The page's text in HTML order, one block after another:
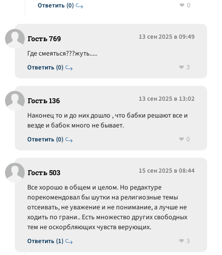
Ответить (0)
0
Гость 769 13 сен 2025 в 09:49
Ответить (0)
Где смеяться???жуть.....
3
Гость 136 13 сен 2025 в 13:02
Ответить (0)
Наконец то и до них дошло , что бабки решают все и
везде и бабок много не бывает.
0
Гость 503 15 сен 2025 в 08:44
Ответить (1)
Все хорошо в общем и целом. Но редактуре
порекомендовал бы шутки на религиозные темы
отсеивать, не уважение и не понимание, а лучше не
ходить по грани.. Есть множество других свободных
тем не оскорбляющих чувств верующих.
3